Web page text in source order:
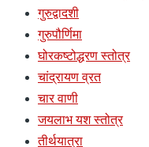
गुरुद्वादशी
गुरुपौर्णिमा
घोरकष्टोद्धरण स्तोत्र
चांद्रायण व्रत
चार वाणी
जयलाभ यश स्तोत्र
तीर्थयात्रा